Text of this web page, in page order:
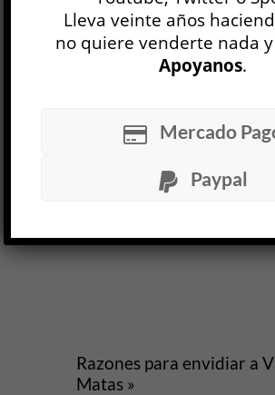
LEER MÁS
Razones para envidiar a
Matas »
Lleva veinte años
no quiere venderte nada
Apoyanos.
Mercado
Paypal